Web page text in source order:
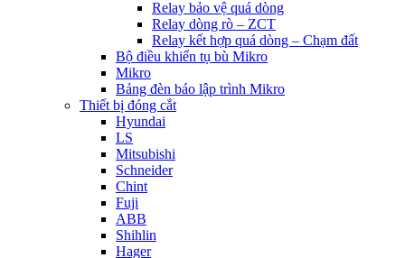
Relay bảo vệ quá dòng
Relay dòng rò – ZCT
Relay kết hợp quá dòng – Chạm đất
Bộ điều khiển tụ bù Mikro
Mikro
Bảng đèn báo lập trình Mikro
Thiết bị đóng cắt
Hyundai
LS
Mitsubishi
Schneider
Chint
Fuji
ABB
Shihlin
Hager